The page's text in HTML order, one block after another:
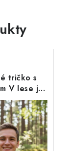
tričko s
V lese je